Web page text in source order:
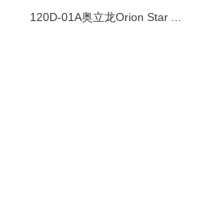
120D-01A奥立龙Orion Star A123手持式溶解氧仪